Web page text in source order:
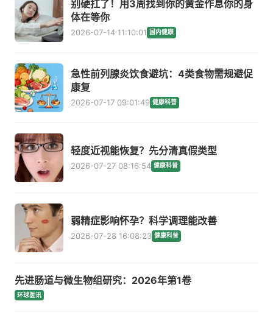
别硬扛了！用3周找到你的黄金作息你的身
体在等你
2026-07-14 11:10:01 国内健康
急性前列腺炎饮食避坑：4类食物需规避促
康复
2026-07-17 09:01:49 健康科普
轻度近视能恢复？先分清真假类型
2026-07-27 08:16:54 健康科普
弱精症影响怀孕？科学调理能改善
2026-07-28 16:08:23 健康科普
先进肠道与微生物组研究：2026年第1卷
环球医讯